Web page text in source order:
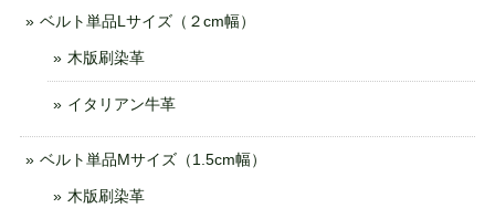
ベルト単品Lサイズ（２cm幅）
木版刷染革
イタリアン牛革
ベルト単品Mサイズ（1.5cm幅）
木版刷染革